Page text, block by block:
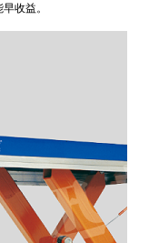
收益。